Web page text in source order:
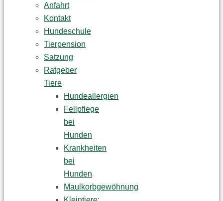
Anfahrt
Kontakt
Hundeschule
Tierpension
Satzung
Ratgeber
Tiere
Hundeallergien
Fellpflege
bei
Hunden
Krankheiten
bei
Hunden
Maulkorbgewöhnung